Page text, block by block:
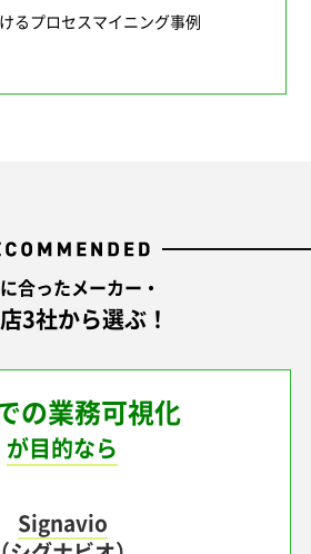
るプロセスマイニング事例
合ったメーカー・
3社から選ぶ！
の業務可視化
が目的なら
Signavio